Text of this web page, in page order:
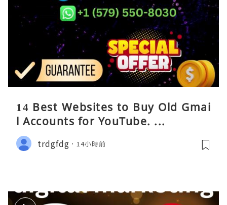
14 Best Websites to Buy Old Gmai
l Accounts for YouTube. ...
trdgfdg 14小時前